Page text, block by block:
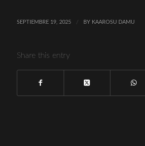
SEPTIEMBRE 19, 2025 / BY KAAROSU DAMU
Share this entry